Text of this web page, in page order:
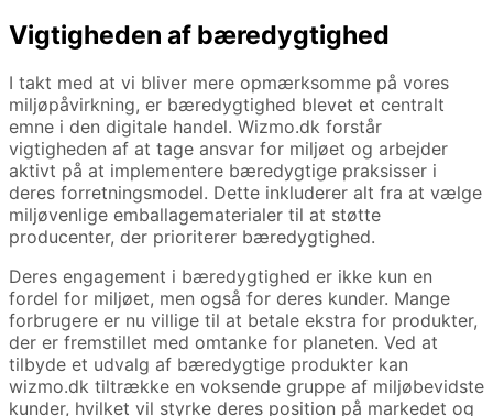
Vigtigheden af bæredygtighed
I takt med at vi bliver mere opmærksomme på vores
miljøpåvirkning, er bæredygtighed blevet et centralt
emne i den digitale handel. Wizmo.dk forstår
vigtigheden af at tage ansvar for miljøet og arbejder
aktivt på at implementere bæredygtige praksisser i
deres forretningsmodel. Dette inkluderer alt fra at vælge
miljøvenlige emballagematerialer til at støtte
producenter, der prioriterer bæredygtighed.
Deres engagement i bæredygtighed er ikke kun en
fordel for miljøet, men også for deres kunder. Mange
forbrugere er nu villige til at betale ekstra for produkter,
der er fremstillet med omtanke for planeten. Ved at
tilbyde et udvalg af bæredygtige produkter kan
wizmo.dk tiltrække en voksende gruppe af miljøbevidste
kunder, hvilket vil styrke deres position på markedet og